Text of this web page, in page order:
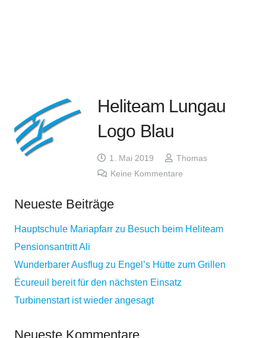
Heliteam Lungau
Logo Blau
1. Mai 2019
Thomas
Keine Kommentare
Neueste Beiträge
Hauptschule Mariapfarr zu Besuch beim Heliteam
Pensionsantritt Ali
Wunderbarer Ausflug zu Engel’s Hütte zum Grillen
Écureuil bereit für den nächsten Einsatz
Turbinenstart ist wieder angesagt
Neueste Kommentare